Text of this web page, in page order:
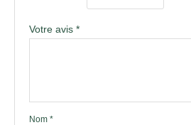
Votre avis*
Nom*